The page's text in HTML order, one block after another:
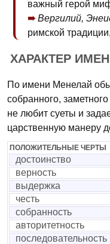
важный герой
Вергилий,
римской
ХАРАКТЕР
По имени Менелай
собранного,
не любит суеты и
царственную манеру
ПОЛОЖИТЕЛЬНЫЕ ЧЕРТЫ
достоинство
верность
выдержка
честь
собранность
авторитетность
последовательность